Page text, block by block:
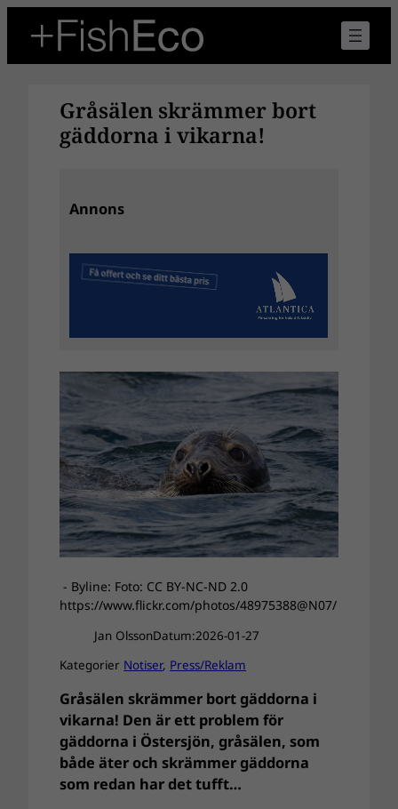
innehåll
Gråsälen skrämmer bort
gäddorna i vikarna!
Annons
- Byline: Foto: CC BY-NC-ND 2.0
https://www.flickr.com/photos/48975388@N07/
Jan OlssonDatum:2026-01-27
Kategorier Notiser, Press/Reklam
Gråsälen skrämmer bort gäddorna i
vikarna! Den är ett problem för
gäddorna i Östersjön, gråsälen, som
både äter och skrämmer gäddorna
som redan har det tufft…